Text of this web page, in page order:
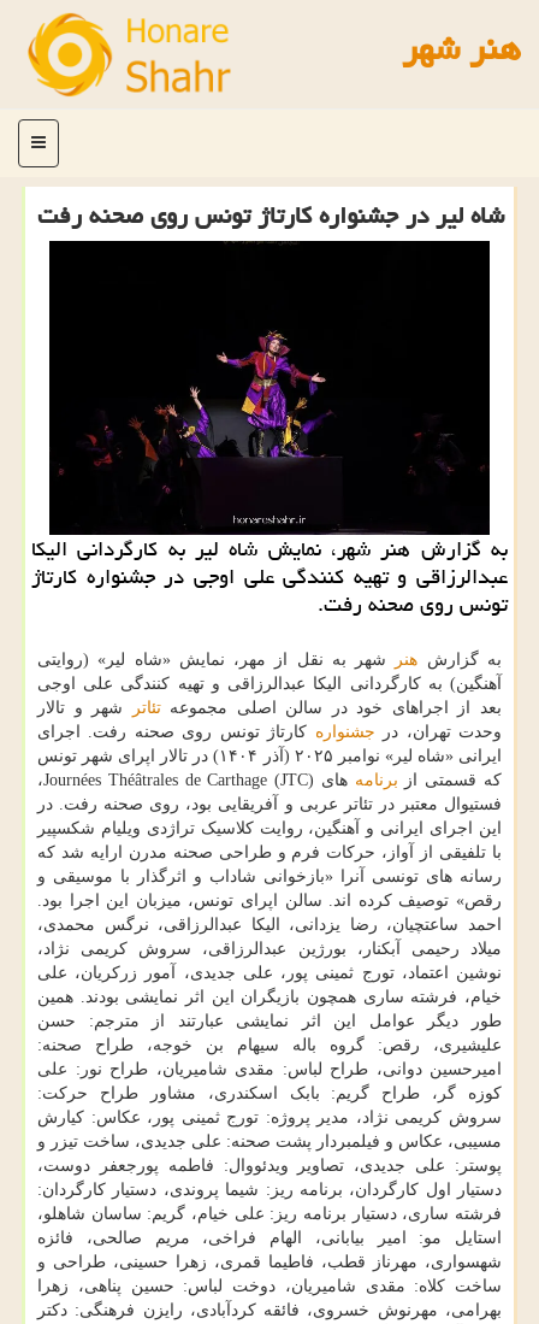
هنر شهر
منو
شاه لیر در جشنواره کارتاژ تونس روی صحنه رفت
به گزارش هنر شهر، نمایش شاه لیر به کارگردانی الیکا
عبدالرزاقی و تهیه کنندگی علی اوجی در جشنواره کارتاژ
تونس روی صحنه رفت.
به گزارش هنر
شهر به نقل از مهر، نمایش «شاه لیر» (روایتی
آهنگین) به کارگردانی الیکا عبدالرزاقی و تهیه کنندگی علی اوجی
بعد از اجراهای خود در سالن اصلی مجموعهتئاتر
شهر و تالار
وحدت تهران، در جشنواره کارتاژ تونس روی صحنه رفت. اجرای
ایرانی «شاه لیر» نوامبر ۲۰۲۵ (آذر ۱۴۰۴) در تالار اپرای شهر تونس
که قسمتی از برنامه
های Journées Théâtrales de Carthage (JTC)،
فستیوال معتبر در تئاتر عربی و آفریقایی بود، روی صحنه رفت. در
این اجرای ایرانی و آهنگین، روایت کلاسیک تراژدی ویلیام شکسپیر
با تلفیقی از آواز، حرکات فرم و طراحی صحنه مدرن ارایه شد که
رسانه های تونسی آنرا «بازخوانی شاداب و اثرگذار با موسیقی و
رقص» توصیف کرده اند. سالن اپرای تونس، میزبان این اجرا بود.
احمد ساعتچیان، رضا یزدانی، الیکا عبدالرزاقی، نرگس محمدی،
میلاد رحیمی آبکنار، بورژین عبدالرزاقی، سروش کریمی نژاد،
نوشین اعتماد، تورج ثمینی پور، علی جدیدی، آمور زرکریان، علی
خیام، فرشته ساری همچون بازیگران این اثر نمایشی بودند. همین
طور دیگر عوامل این اثر نمایشی عبارتند از مترجم: حسن
علیشیری، رقص: گروه باله سیهام بن خوجه، طراح صحنه:
امیرحسین دوانی، طراح لباس: مقدی شامیریان، طراح نور: علی
کوزه گر، طراح گریم: بابک اسکندری، مشاور طراح حرکت:
سروش کریمی نژاد، مدیر پروژه: تورج ثمینی پور، عکاس: کیارش
مسیبی، عکاس و فیلمبردار پشت صحنه: علی جدیدی، ساخت تیزر و
پوستر: علی جدیدی، تصاویر ویدئووال: فاطمه پورجعفر دوست،
دستیار اول کارگردان، برنامه ریز: شیما پروندی، دستیار کارگردان:
فرشته ساری، دستیار برنامه ریز: علی خیام، گریم: ساسان شاهلو،
استایل مو: امیر بیابانی، الهام فراخی، مریم صالحی، فائزه
شهسواری، مهرناز قطب، فاطیما قمری، زهرا حسینی، طراحی و
ساخت کلاه: مقدی شامیریان، دوخت لباس: حسین پناهی، زهرا
بهرامی، مهرنوش خسروی، فائقه کردآبادی، رایزن فرهنگی: دکتر